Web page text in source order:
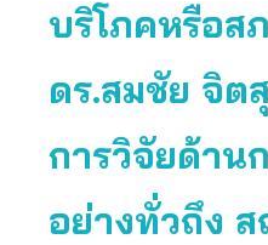
บริโภคหรือส
ดร.สมชัย จิต
การวิจัยด้าน
อย่างทั่วถึง